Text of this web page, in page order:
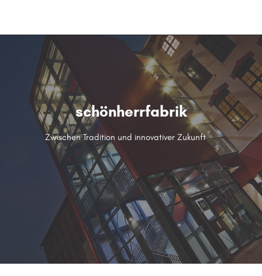
schönherrfabrik
Zwischen Tradition und innovativer Zukunft